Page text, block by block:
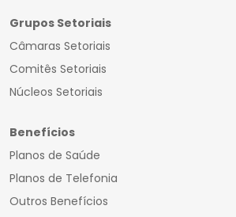
Grupos Setoriais
Câmaras Setoriais
Comitês Setoriais
Núcleos Setoriais
Benefícios
Planos de Saúde
Planos de Telefonia
Outros Benefícios